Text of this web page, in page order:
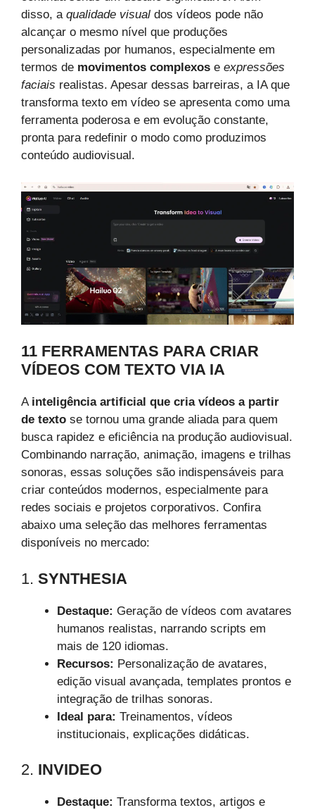
disso, a qualidade visual dos vídeos pode não
alcançar o mesmo nível que produções
personalizadas por humanos, especialmente em
termos de movimentos complexos e expressões
faciais realistas. Apesar dessas barreiras, a IA que
transforma texto em vídeo se apresenta como uma
ferramenta poderosa e em evolução constante,
pronta para redefinir o modo como produzimos
conteúdo audiovisual.
11 FERRAMENTAS PARA CRIAR
VÍDEOS COM TEXTO VIA IA
A inteligência artificial que cria vídeos a partir
de texto se tornou uma grande aliada para quem
busca rapidez e eficiência na produção audiovisual.
Combinando narração, animação, imagens e trilhas
sonoras, essas soluções são indispensáveis para
criar conteúdos modernos, especialmente para
redes sociais e projetos corporativos. Confira
abaixo uma seleção das melhores ferramentas
disponíveis no mercado:
1. SYNTHESIA
Destaque: Geração de vídeos com avatares
humanos realistas, narrando scripts em
mais de 120 idiomas.
Recursos: Personalização de avatares,
edição visual avançada, templates prontos e
integração de trilhas sonoras.
Ideal para: Treinamentos, vídeos
institucionais, explicações didáticas.
2. INVIDEO
Destaque: Transforma textos, artigos e